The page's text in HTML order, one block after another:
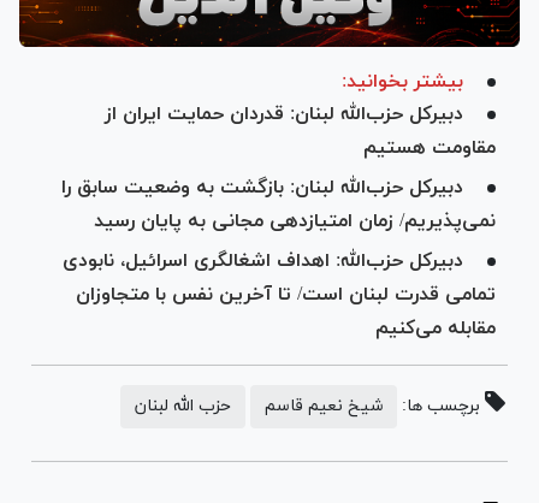
بیشتر بخوانید:
دبیرکل حزب‌الله لبنان: قدردان حمایت ایران از
مقاومت هستیم
دبیرکل حزب‌الله لبنان: بازگشت به وضعیت سابق را
نمی‌پذیریم/ زمان امتیازدهی مجانی به پایان رسید
دبیرکل حزب‌الله: اهداف اشغالگری اسرائیل، نابودی
تمامی قدرت لبنان است/ تا آخرین نفس با متجاوزان
مقابله می‌کنیم
برچسب ها: شیخ نعیم قاسم حزب الله لبنان